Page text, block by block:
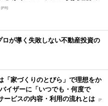
ロが導く失敗しない不動産投資の
「家づくりのとびら」で理想をか
イザーに「いつでも・何度で
ービスの内容・利用の流れとは [P